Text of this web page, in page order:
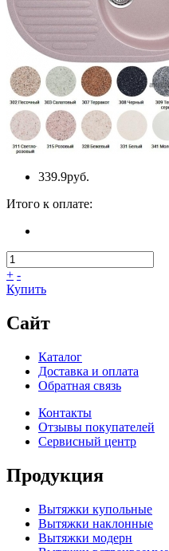
339.9руб.
Итого к оплате:
+ -
Купить
Сайт
Каталог
Доставка и оплата
Обратная связь
Контакты
Отзывы покупателей
Сервисный центр
Продукция
Вытяжки купольные
Вытяжки наклонные
Вытяжки модерн